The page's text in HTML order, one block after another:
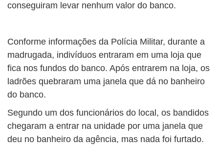
conseguiram levar nenhum valor do banco.
Conforme informações da Polícia Militar, durante a
madrugada, indivíduos entraram em uma loja que
fica nos fundos do banco. Após entrarem na loja, os
ladrões quebraram uma janela que dá no banheiro
do banco.
Segundo um dos funcionários do local, os bandidos
chegaram a entrar na unidade por uma janela que
deu no banheiro da agência, mas nada foi furtado.